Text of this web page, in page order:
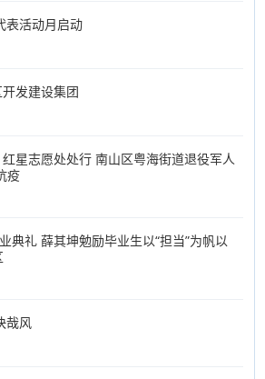
表活动月启动
发建设集团
星志愿处处行 南山区粤海街道退役军人
疫
典礼 薛其坤勉励毕业生以“担当”为帆以
哉风